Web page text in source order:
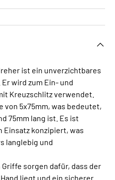
ist ein unverzichtbares
wird zum Ein- und
Kreuzschlitz verwendet.
von 5x75mm, was bedeutet,
75mm lang ist. Es ist
konzipiert, was
langlebig und
sorgen dafür, dass der
liegt und ein sicherer